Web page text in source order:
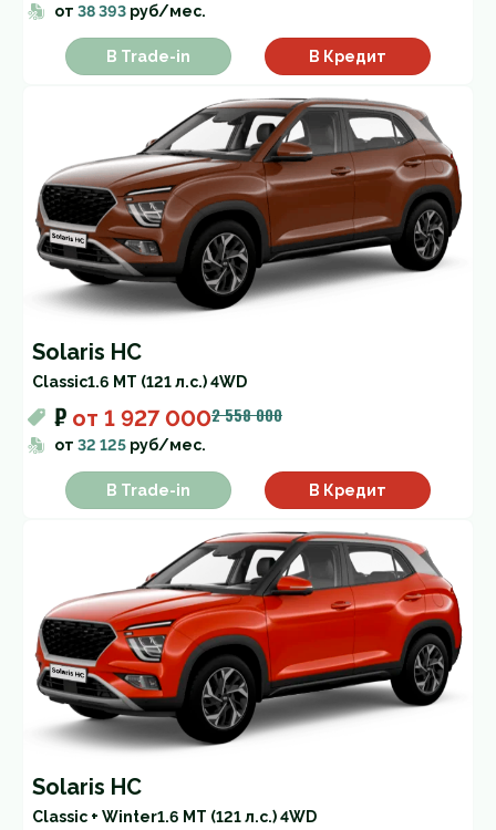
от 38 393 руб/мес.
В Trade-in В Кредит
Solaris HC
Classic1.6 MT (121 л.с.) 4WD
₽ от 1 927 0002 558 000
от 32 125 руб/мес.
В Trade-in В Кредит
Solaris HC
Classic + Winter1.6 MT (121 л.с.) 4WD